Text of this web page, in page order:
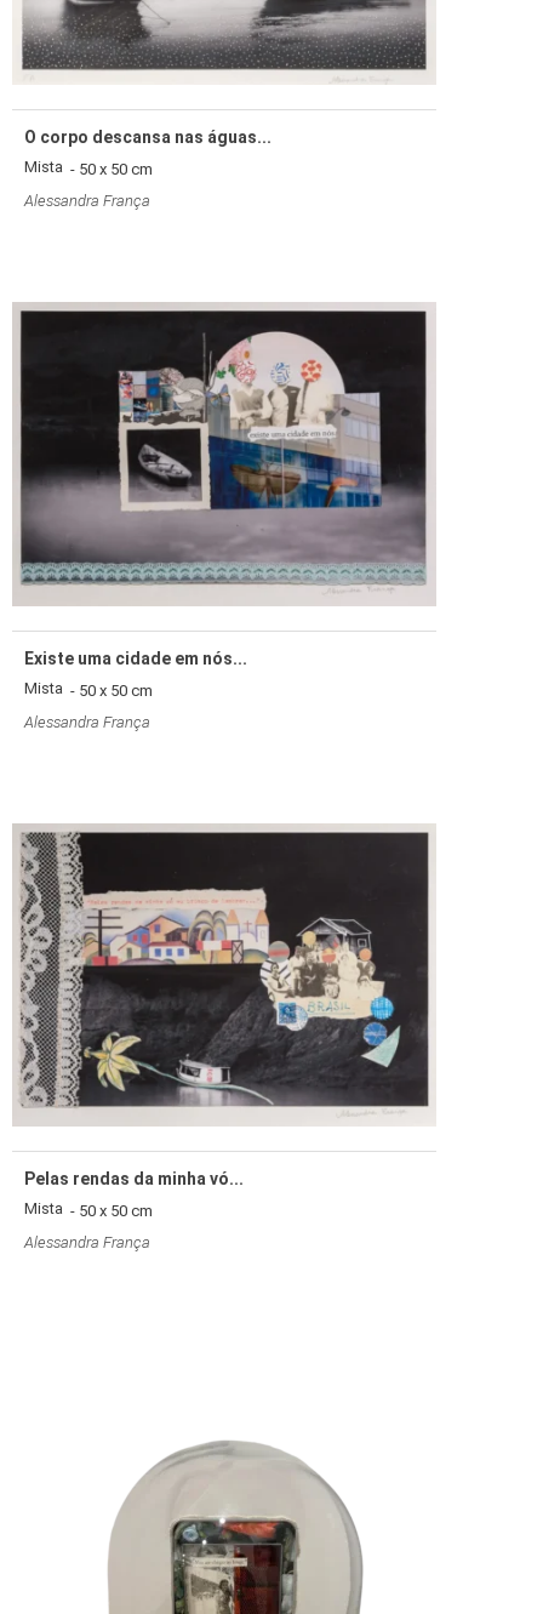
O corpo descansa nas águas...
Mista - 50 x 50 cm
Alessandra França
Existe uma cidade em nós...
Mista - 50 x 50 cm
Alessandra França
Pelas rendas da minha vó...
Mista - 50 x 50 cm
Alessandra França